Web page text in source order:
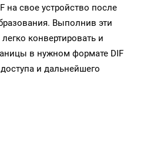
на свое устройство после
Выполнив эти
конвертировать и
в нужном формате DIF
и дальнейшего